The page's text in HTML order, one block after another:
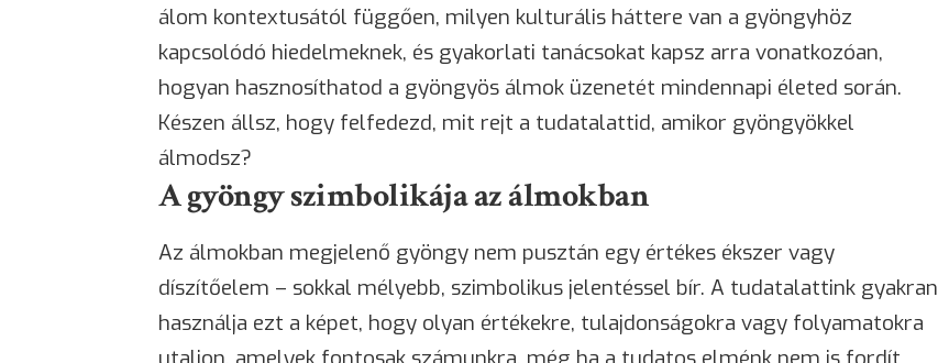
álom kontextusától függően, milyen kulturális háttere van a gyöngyhöz
kapcsolódó hiedelmeknek, és gyakorlati tanácsokat kapsz arra vonatkozóan,
hogyan hasznosíthatod a gyöngyös álmok üzenetét mindennapi életed során.
Készen állsz, hogy felfedezd, mit rejt a tudatalattid, amikor gyöngyökkel
álmodsz?
A gyöngy szimbolikája az álmokban
Az álmokban megjelenő gyöngy nem pusztán egy értékes ékszer vagy
díszítőelem – sokkal mélyebb, szimbolikus jelentéssel bír. A tudatalattink gyakran
használja ezt a képet, hogy olyan értékekre, tulajdonságokra vagy folyamatokra